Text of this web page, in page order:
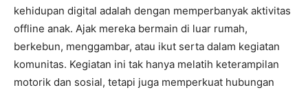
kehidupan digital adalah dengan memperbanyak aktivitas
offline anak. Ajak mereka bermain di luar rumah,
berkebun, menggambar, atau ikut serta dalam kegiatan
komunitas. Kegiatan ini tak hanya melatih keterampilan
motorik dan sosial, tetapi juga memperkuat hubungan